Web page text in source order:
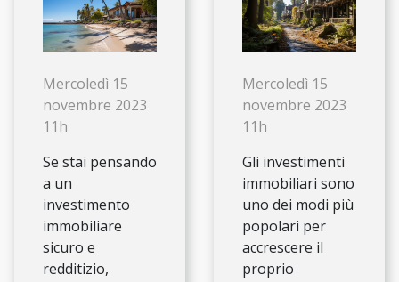
Mercoledì 15
novembre 2023
11h
Se stai pensando
a un
investimento
immobiliare
sicuro e
redditizio,
Mercoledì 15
novembre 2023
11h
Gli investimenti
immobiliari sono
uno dei modi più
popolari per
accrescere il
proprio